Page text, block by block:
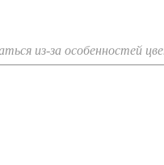
из-за особенностей